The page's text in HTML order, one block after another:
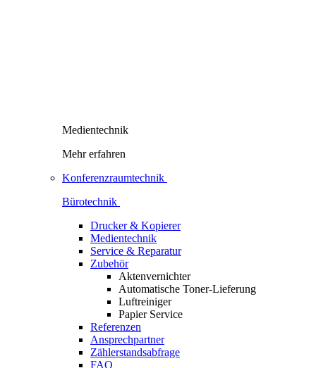
Medientechnik
Mehr erfahren
Konferenzraumtechnik
Bürotechnik
Drucker & Kopierer
Medientechnik
Service & Reparatur
Zubehör
Aktenvernichter
Automatische Toner-Lieferung
Luftreiniger
Papier Service
Referenzen
Ansprechpartner
Zählerstandsabfrage
FAQ